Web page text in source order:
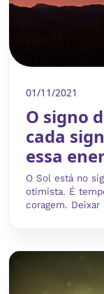
01/11/2021
O signo
cada
essa
O Sol está no
otimista. É
coragem. Deixar